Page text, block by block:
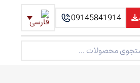
09145841914